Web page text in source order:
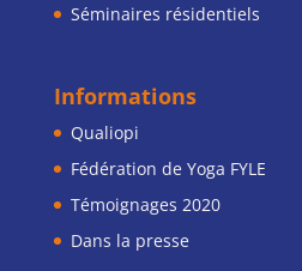
Séminaires résidentiels
Informations
Qualiopi
Fédération de Yoga FYLE
Témoignages 2020
Dans la presse